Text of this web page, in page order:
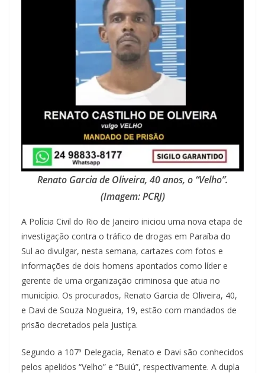
Renato Garcia de Oliveira, 40 anos, o “Velho”.
(Imagem: PCRJ)
A Polícia Civil do Rio de Janeiro iniciou uma nova etapa de
investigação contra o tráfico de drogas em Paraíba do
Sul ao divulgar, nesta semana, cartazes com fotos e
informações de dois homens apontados como líder e
gerente de uma organização criminosa que atua no
município. Os procurados, Renato Garcia de Oliveira, 40,
e Davi de Souza Nogueira, 19, estão com mandados de
prisão decretados pela Justiça.
Segundo a 107ª Delegacia, Renato e Davi são conhecidos
pelos apelidos “Velho” e “Buiú”, respectivamente. A dupla